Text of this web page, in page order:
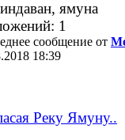
сообщение от
18:39
Реку Ямуну..